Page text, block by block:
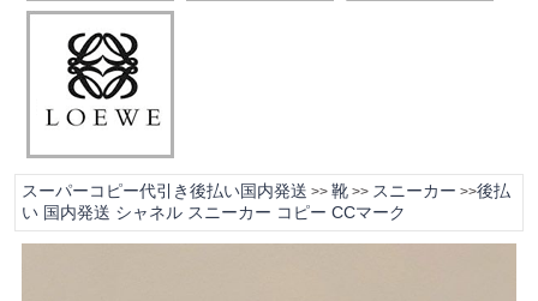
スーパーコピー代引き後払い国内発送 >> 靴>> スニーカー >>後払
い 国内発送 シャネル スニーカー コピー CCマーク